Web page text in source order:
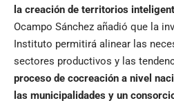
la creación de territorios
Ocampo Sánchez añadió que la
Instituto permitirá alinear las
sectores productivos y las
proceso de cocreación a nivel
las municipalidades y un